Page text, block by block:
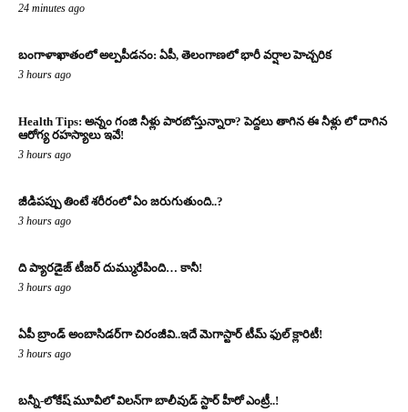
24 minutes ago
బంగాళాఖాతంలో అల్పపీడనం: ఏపీ, తెలంగాణలో భారీ వర్షాల హెచ్చరిక
3 hours ago
Health Tips: అన్నం గంజి నీళ్లు పారబోస్తున్నారా? పెద్దలు తాగిన ఈ నీళ్లు లో దాగిన
ఆరోగ్య రహస్యాలు ఇవే!
3 hours ago
జీడిపప్పు తింటే శరీరంలో ఏం జరుగుతుంది..?
3 hours ago
ది ప్యారడైజ్ టీజర్ దుమ్మురేపింది… కానీ!
3 hours ago
ఏపీ బ్రాండ్ అంబాసిడర్‌గా చిరంజీవి..ఇదే మెగాస్టార్ టీమ్ ఫుల్ క్లారిటీ!
3 hours ago
బన్నీ-లోకేష్ మూవీలో విలన్‌గా బాలీవుడ్ స్టార్ హీరో ఎంట్రీ..!